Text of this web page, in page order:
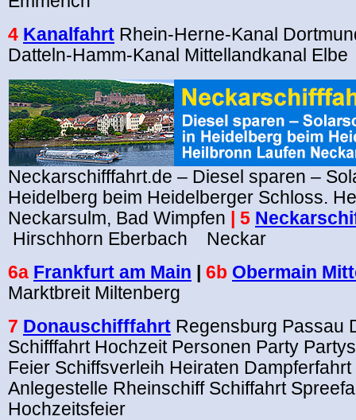
4 Kanalfahrt Rhein-Herne-Kanal
Datteln-Hamm-Kanal Mittellandkanal Elbe
Neckarschifffahrt.de – Diesel sparen –
Heidelberg beim Heidelberger Schloss.
Neckarsulm, Bad Wimpfen
| 5
Hirschhorn Eberbach Neckar
6a Frankfurt am Main 6b Obermain
Marktbreit Miltenberg
7 Donauschifffahrt Regensburg Passau
Schifffahrt Hochzeit Personen Party
Feier Schiffsverleih Heiraten
Anlegestelle Rheinschiff Schiffahrt
Hochzeitsfeier